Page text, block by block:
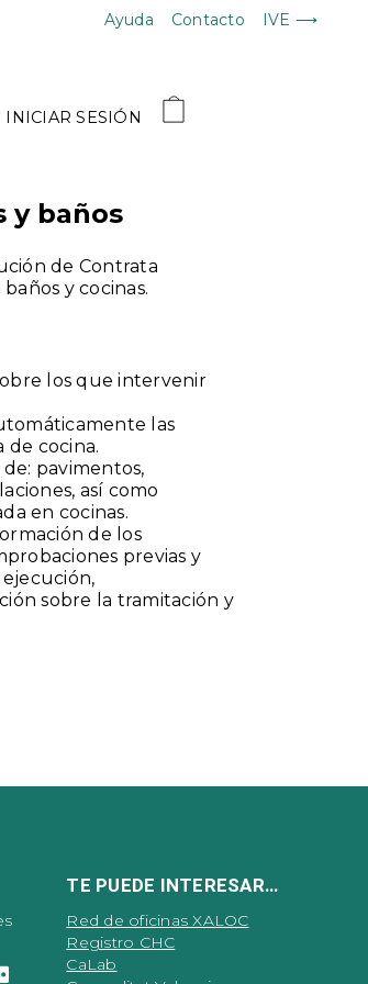
Ayuda Contacto IVE ⟶
INICIAR SESIÓN
y baños
de Contrata
y cocinas.
los que intervenir
las
de cocina.
pavimentos,
así como
en cocinas.
de los
previas y
sobre la tramitación y
TE PUEDE INTERESAR…
Red de oficinas XALOC
Registro CHC
CaLab